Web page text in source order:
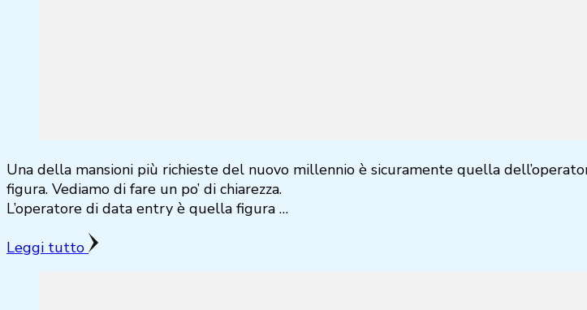
Una della mansioni più richieste del nuovo millennio è sicuramente quella
figura. Vediamo di fare un po’ di chiarezza.
L’operatore di data entry è quella figura …
Leggi tutto